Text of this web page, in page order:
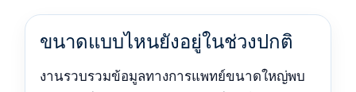
ขนาดแบบไหนยังอยู่ในช่วงปกติ
งานรวบรวมข้อมูลทางการแพทย์ขนาดใหญ่พบ